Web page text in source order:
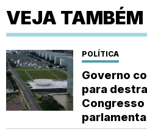
VEJA TAMBÉM
POLÍTICA
Governo
para